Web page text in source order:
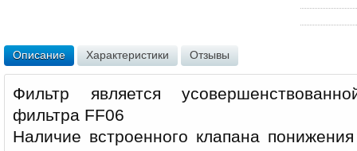
Описание Характеристики Отзывы
Фильтр является
фильтра FF06
Наличие встроенного клапана